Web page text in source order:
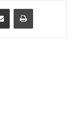
Share via Email Print